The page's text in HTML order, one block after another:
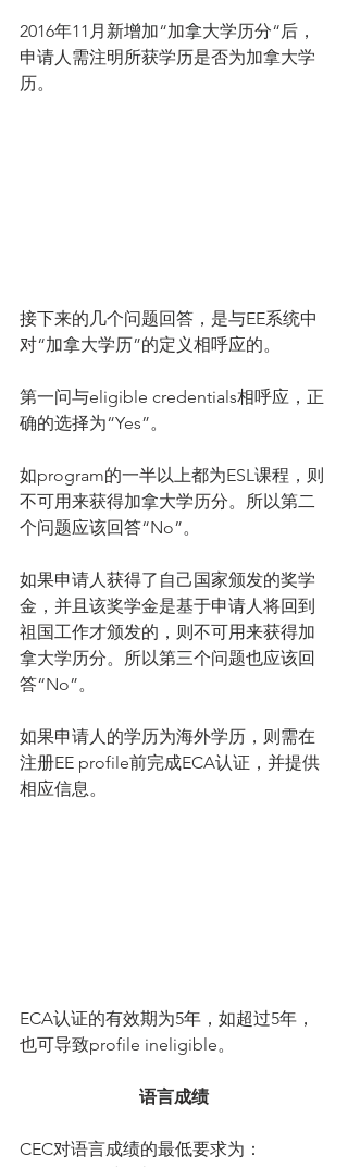
2016年11月新增加“加拿大学历分“后，
申请人需注明所获学历是否为加拿大学
历。
接下来的几个问题回答，是与EE系统中
对“加拿大学历”的定义相呼应的。
第一问与eligible credentials相呼应，正
确的选择为“Yes”。
如program的一半以上都为ESL课程，则
不可用来获得加拿大学历分。所以第二
个问题应该回答“No”。
如果申请人获得了自己国家颁发的奖学
金，并且该奖学金是基于申请人将回到
祖国工作才颁发的，则不可用来获得加
拿大学历分。所以第三个问题也应该回
答“No”。
如果申请人的学历为海外学历，则需在
注册EE profile前完成ECA认证，并提供
相应信息。
ECA认证的有效期为5年，如超过5年，
也可导致profile ineligible。
语言成绩
CEC对语言成绩的最低要求为：